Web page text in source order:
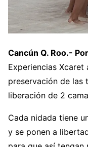
Cancún Q. Roo.-
Experiencias
preservación de
liberación de 2
Cada nidada tiene
y se ponen a